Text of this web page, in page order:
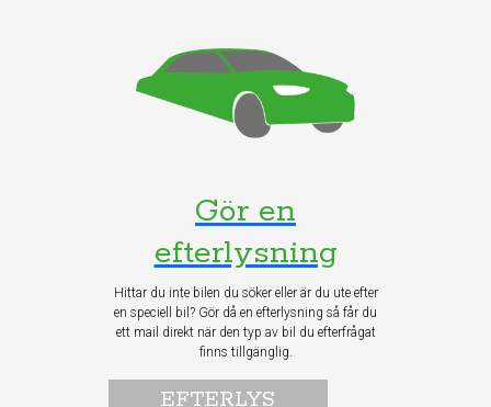
Gör en
efterlysning
Hittar du inte bilen du söker eller är du ute efter
en speciell bil? Gör då en efterlysning så får du
ett mail direkt när den typ av bil du efterfrågat
finns tillgänglig.
EFTERLYS